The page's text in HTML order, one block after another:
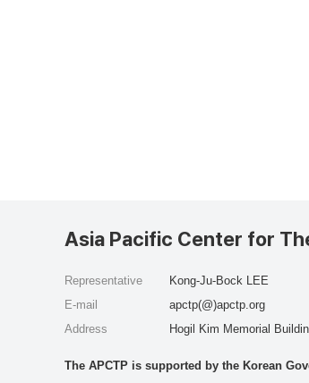
Asia Pacific Center for
Representative
Kong-Ju-Bock LEE
E-mail
apctp(@)apctp.org
Address
Hogil Kim Memorial
The APCTP is supported by the Korean